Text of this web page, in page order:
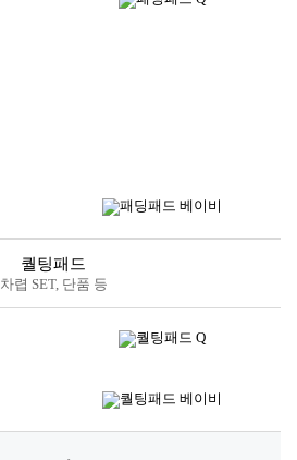
퀄팅패드
차렵 SET, 단품 등